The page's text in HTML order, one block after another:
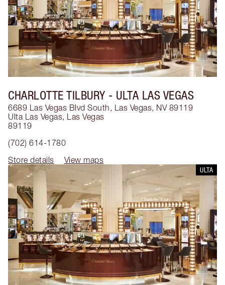
CHARLOTTE TILBURY - ULTA LAS VEGAS
6689 Las Vegas Blvd South, Las Vegas, NV 89119
Ulta Las Vegas, Las Vegas
89119
(702) 614-1780
Store details
View maps
ULTA